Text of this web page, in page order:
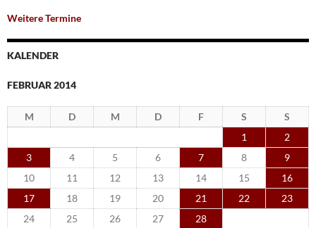
Weitere Termine
KALENDER
FEBRUAR 2014
M D M D F S
S
1
2
3
4 5 6 7 8
9
10
11 12 13 14 15
16
17
18 19 20 21 22
23
24
25 26 27
28